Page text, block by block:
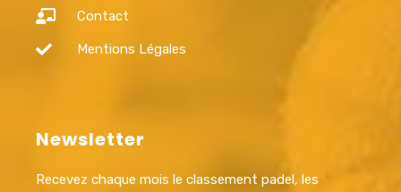
Contact
Mentions Légales
Newsletter
Recevez chaque mois le classement padel, les